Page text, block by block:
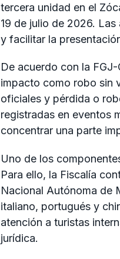
tercera unidad en el
19 de julio de 2026.
y facilitar la
De acuerdo con la
impacto como robo sin
oficiales y pérdida o
registradas en eventos
concentrar una parte
Uno de los
Para ello, la Fiscalía
Nacional Autónoma de
italiano, portugués y
atención a turistas
jurídica.